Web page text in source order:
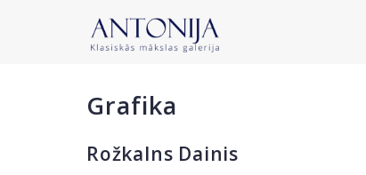
Grafika
Rožkalns Dainis